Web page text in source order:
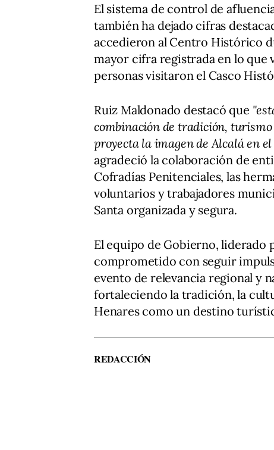
El sistema de control de
también ha dejado cifras
accedieron al Centro Histórico
mayor cifra registrada en lo que
personas visitaron el Casco
Ruiz Maldonado destacó que
combinación de tradición,
proyecta la imagen de Alcalá en
agradeció la colaboración de
Cofradías Penitenciales, las
voluntarios y trabajadores
Santa organizada y segura.
El equipo de Gobierno, liderado
comprometido con seguir
evento de relevancia regional y
fortaleciendo la tradición, la
Henares como un destino
REDACCIÓN